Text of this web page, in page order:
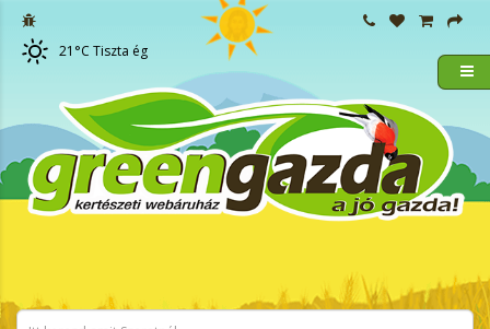
21 °C Tiszta ég